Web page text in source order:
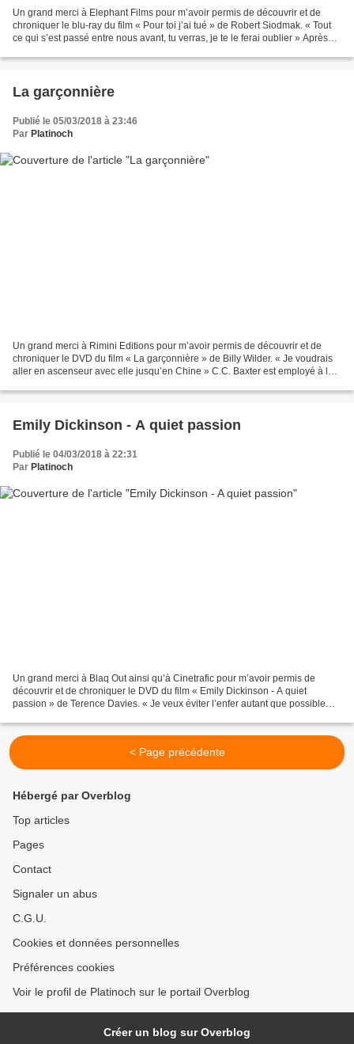
Un grand merci à Elephant Films pour m’avoir permis de découvrir et de
chroniquer le blu-ray du film « Pour toi j’ai tué » de Robert Siodmak. « Tout
ce qui s’est passé entre nous avant, tu verras, je te le ferai oublier » Après
La garçonnière
Publié le 05/03/2018 à 23:46
Par Platinoch
Un grand merci à Rimini Editions pour m’avoir permis de découvrir et de
chroniquer le DVD du film « La garçonnière » de Billy Wilder. « Je voudrais
aller en ascenseur avec elle jusqu’en Chine » C.C. Baxter est employé à la
Emily Dickinson - A quiet passion
Publié le 04/03/2018 à 22:31
Par Platinoch
Un grand merci à Blaq Out ainsi qu’à Cinetrafic pour m’avoir permis de
découvrir et de chroniquer le DVD du film « Emily Dickinson - A quiet
passion » de Terence Davies. « Je veux éviter l’enfer autant que possible
< Page précédente
Hébergé par Overblog
Top articles
Pages
Contact
Signaler un abus
C.G.U.
Cookies et données personnelles
Préférences cookies
Voir le profil de Platinoch sur le portail Overblog
Créer un blog sur Overblog